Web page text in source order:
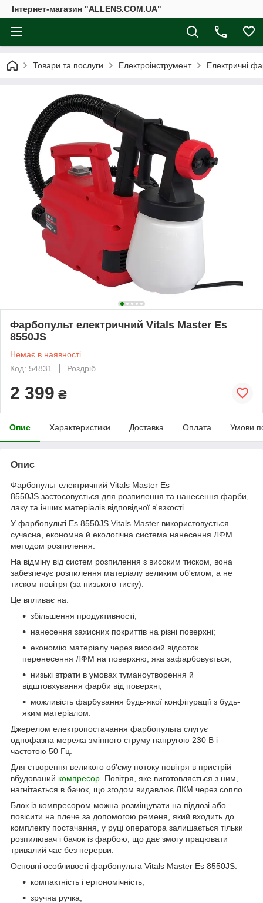
Інтернет-магазин "ALLENS.COM.UA"
Товари та послуги Електроінструмент Електричні
Фарбопульт електричний Vitals Master Es
8550JS
Немає в наявності
Код: 54831
Роздріб
2 399 ₴
Опис Характеристики Доставка Оплата Умови
Опис
Фарбопульт електричний Vitals Master Es
8550JS застосовується для розпилення та нанесення фарби,
лаку та інших матеріалів відповідної в'язкості.
У фарбопульті Es 8550JS Vitals Master використовується
сучасна, економна й екологічна система нанесення ЛФМ
методом розпилення.
На відміну від систем розпилення з високим тиском, вона
забезпечує розпилення матеріалу великим об'ємом, а не
тиском повітря (за низького тиску).
Це впливає на:
збільшення продуктивності;
нанесення захисних покриттів на різні поверхні;
економію матеріалу через високий відсоток
перенесення ЛФМ на поверхню, яка зафарбовується;
низькі втрати в умовах туманоутворення й
відштовхування фарби від поверхні;
можливість фарбування будь-якої конфігурації з будь-
яким матеріалом.
Джерелом електропостачання фарбопульта слугує
однофазна мережа змінного струму напругою 230 В і
частотою 50 Гц.
Для створення великого об'єму потоку повітря в пристрій
вбудований компресор . Повітря, яке виготовляється з ним,
нагнітається в бачок, що згодом видавлює ЛКМ через сопло.
Блок із компресором можна розміщувати на підлозі або
повісити на плече за допомогою ременя, який входить до
комплекту постачання, у руці оператора залишається тільки
розпилювач і бачок із фарбою, що дає змогу працювати
тривалий час без перерви.
Основні особливості фарбопульта Vitals Master Es 8550JS:
компактність і ергономічність;
зручна ручка;